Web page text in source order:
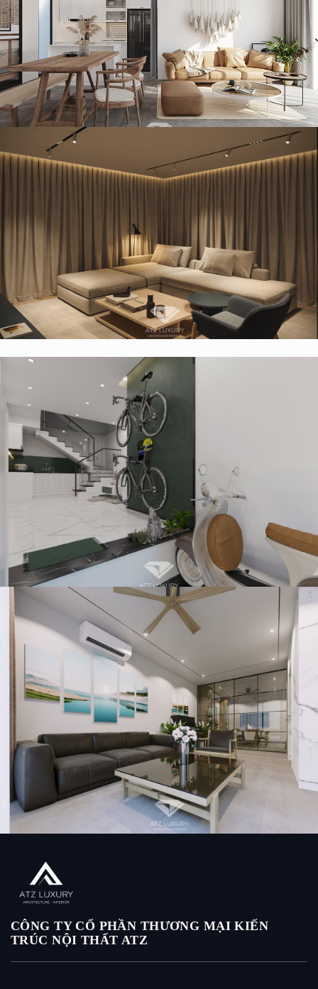
Mẫu thiết kế nội thất nhà vườn 150m2 tại Quảng Ninh
Mẫu thiết kế nội thất nhà 2 tầng 6×20m đẹp ấn tượng – Vĩnh
Phúc
Mẫu thiết kế nội thất nhà phố 5 tầng 30m2 Hiện Đại Đơn Giản
– chị Thảo
Thiết kế nội thất nhà phố 5 tầng ĐẸP ẤN TƯỢNG tại Long
Biên – Chị Vân
CÔNG TY CỔ PHẦN THƯƠNG MẠI KIẾN
TRÚC NỘI THẤT ATZ